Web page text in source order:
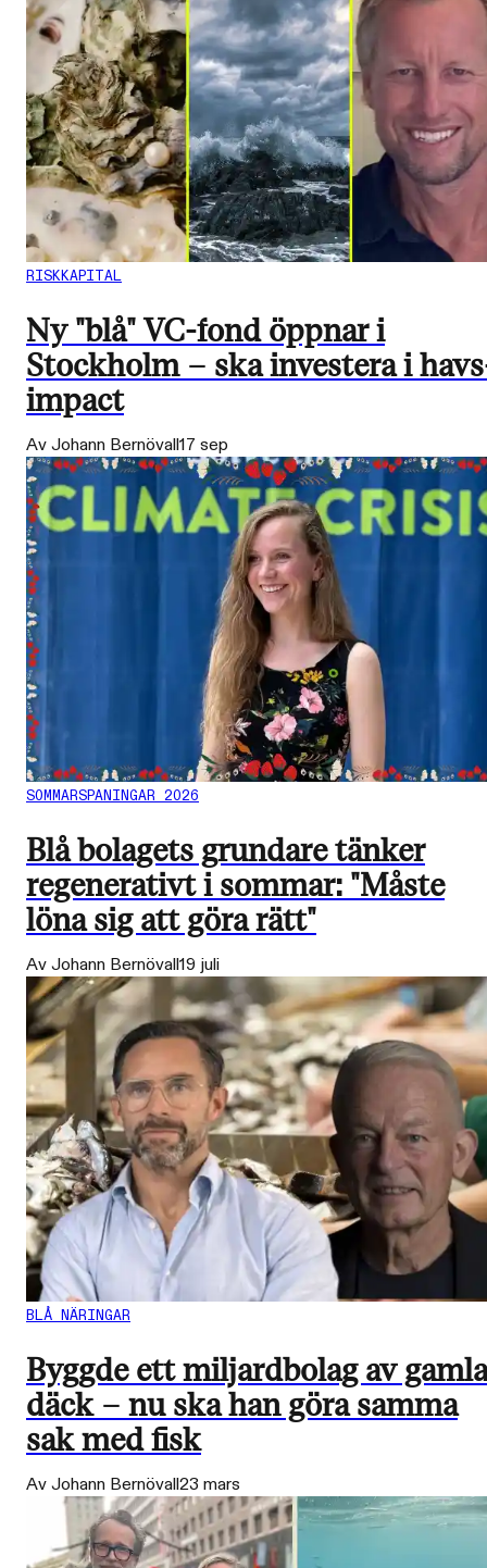
RISKKAPITAL
Ny "blå" VC-fond öppnar i
Stockholm – ska investera i
impact
Av Johann Bernövall17 sep
SOMMARSPANINGAR 2026
Blå bolagets grundare tänker
regenerativt i sommar: "Måste
löna sig att göra rätt"
Av Johann Bernövall19 juli
BLÅ NÄRINGAR
Byggde ett miljardbolag av gamla
däck – nu ska han göra samma
sak med fisk
Av Johann Bernövall23 mars